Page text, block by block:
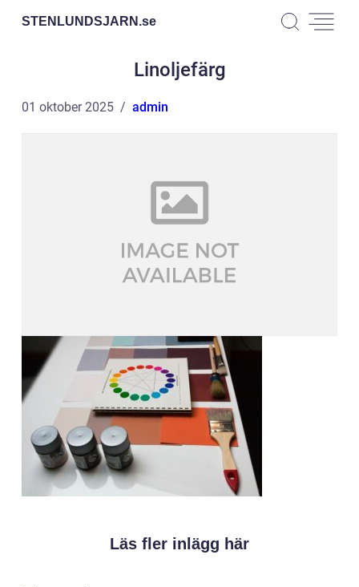
STENLUNDSJARN.se
Linoljefärg
01 oktober 2025 admin
Läs fler inlägg här